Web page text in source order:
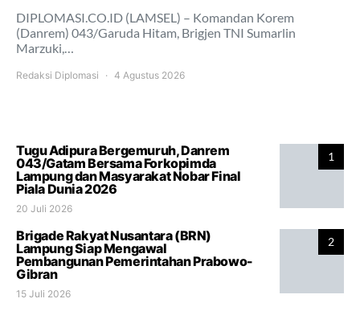
DIPLOMASI.CO.ID (LAMSEL) – Komandan Korem
(Danrem) 043/Garuda Hitam, Brigjen TNI Sumarlin
Marzuki,…
Redaksi Diplomasi 4 Agustus 2026
1
Tugu Adipura Bergemuruh, Danrem
043/Gatam Bersama Forkopimda
Lampung dan Masyarakat Nobar Final
Piala Dunia 2026
20 Juli 2026
2
Brigade Rakyat Nusantara (BRN)
Lampung Siap Mengawal
Pembangunan Pemerintahan Prabowo-
Gibran
15 Juli 2026